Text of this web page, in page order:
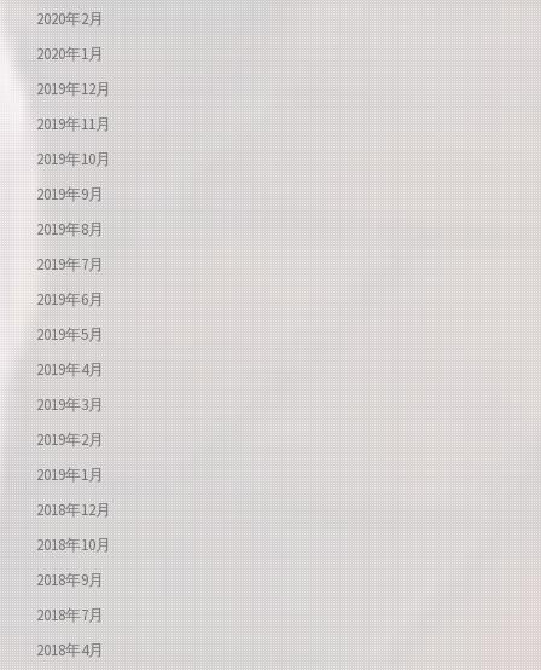
2020年2月
2020年1月
2019年12月
2019年11月
2019年10月
2019年9月
2019年8月
2019年7月
2019年6月
2019年5月
2019年4月
2019年3月
2019年2月
2019年1月
2018年12月
2018年10月
2018年9月
2018年7月
2018年4月